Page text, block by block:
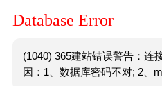
Database Error
(1040) 365建站错误警告：连
因：1、数据库密码不对; 2、